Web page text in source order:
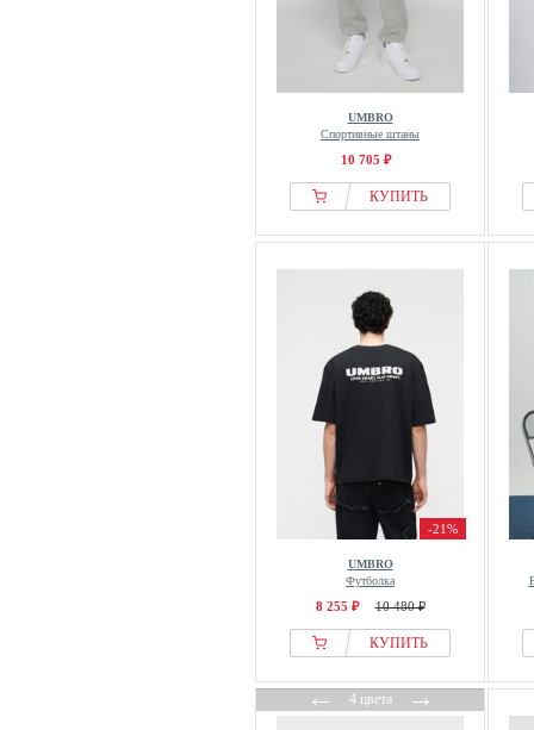
UMBRO
Спортивные штаны
10 705 ₽
КУПИТЬ
-21%
UMBRO
Футболка
8 255 ₽ 10 480 ₽
КУПИТЬ
←4 цвета→